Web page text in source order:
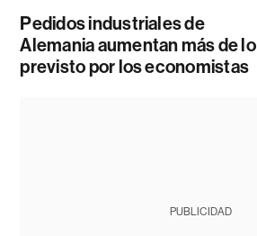
Pedidos industriales de
Alemania aumentan más de lo
previsto por los economistas
PUBLICIDAD